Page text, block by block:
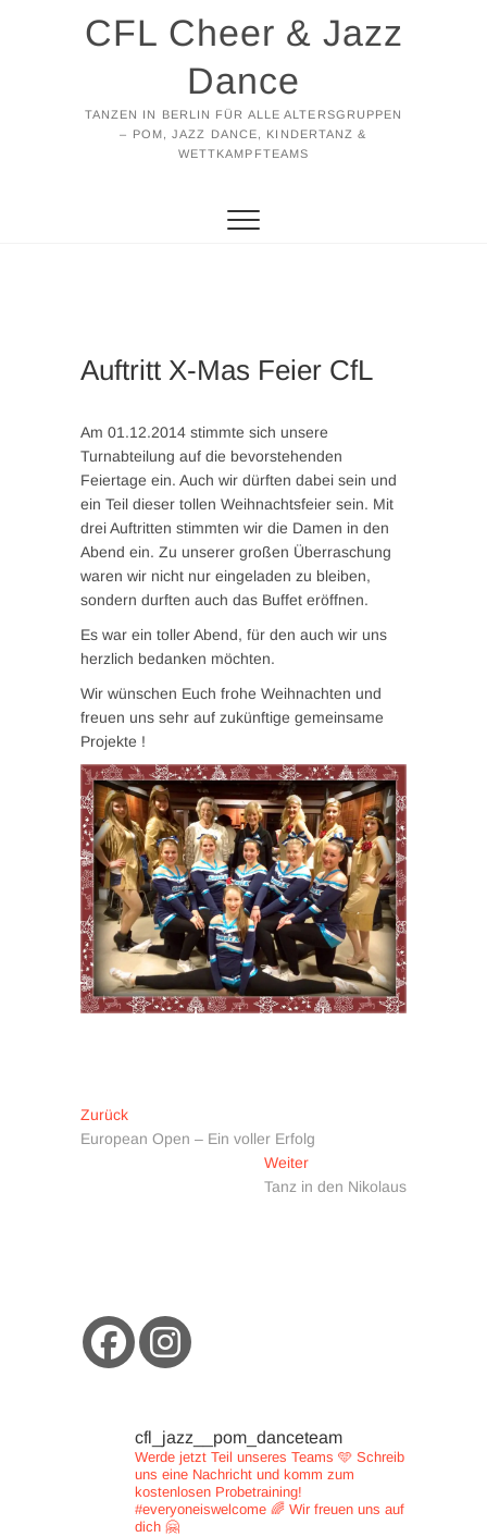
CFL Cheer & Jazz
Dance
TANZEN IN BERLIN FÜR ALLE ALTERSGRUPPEN
– POM, JAZZ DANCE, KINDERTANZ &
WETTKAMPFTEAMS
Auftritt X-Mas Feier CfL
Am 01.12.2014 stimmte sich unsere
Turnabteilung auf die bevorstehenden
Feiertage ein. Auch wir dürften dabei sein und
ein Teil dieser tollen Weihnachtsfeier sein. Mit
drei Auftritten stimmten wir die Damen in den
Abend ein. Zu unserer großen Überraschung
waren wir nicht nur eingeladen zu bleiben,
sondern durften auch das Buffet eröffnen.
Es war ein toller Abend, für den auch wir uns
herzlich bedanken möchten.
Wir wünschen Euch frohe Weihnachten und
freuen uns sehr auf zukünftige gemeinsame
Projekte !
Beitragsnavigation
ZurückVorheriger
Beitrag:
European Open – Ein voller Erfolg
WeiterNächster
Beitrag:
Tanz in den Nikolaus
cfl_jazz__pom_danceteam
Werde jetzt Teil unseres Teams 🩵 Schreib
uns eine Nachricht und komm zum
kostenlosen Probetraining!
#everyoneiswelcome 🌈 Wir freuen uns auf
dich 🤗